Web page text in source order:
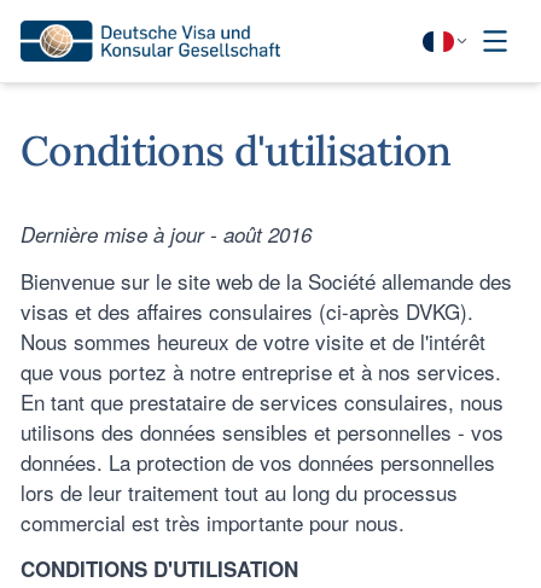
Conditions d'utilisation
Dernière mise à jour - août 2016
Bienvenue sur le site web de la Société allemande des
visas et des affaires consulaires (ci-après DVKG).
Nous sommes heureux de votre visite et de l'intérêt
que vous portez à notre entreprise et à nos services.
En tant que prestataire de services consulaires, nous
utilisons des données sensibles et personnelles - vos
données. La protection de vos données personnelles
lors de leur traitement tout au long du processus
commercial est très importante pour nous.
CONDITIONS D'UTILISATION